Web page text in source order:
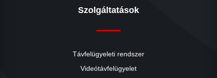
Szolgáltatások
Távfelügyeleti rendszer
Videótávfelügyelet